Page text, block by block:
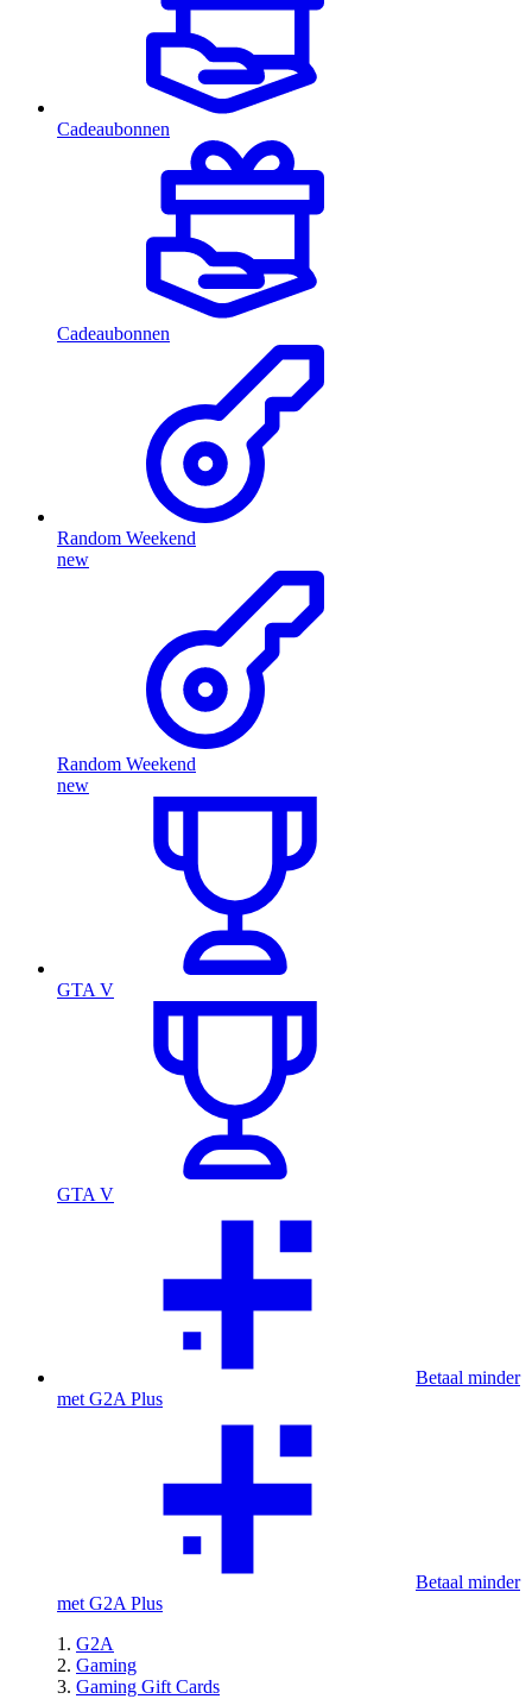
Cadeaubonnen
Cadeaubonnen
Random Weekend
new
Random Weekend
new
GTA V
GTA V
Betaal minder
met G2A Plus
Betaal minder
met G2A Plus
G2A
Gaming
Gaming Gift Cards